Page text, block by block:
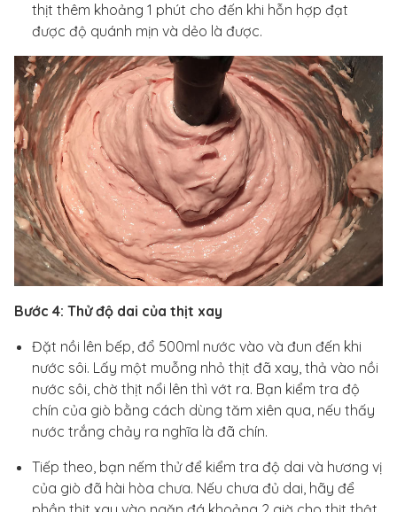
thịt thêm khoảng 1 phút cho đến khi hỗn hợp đạt
được độ quánh mịn và dẻo là được.
Bước 4: Thử độ dai của thịt xay
Đặt nồi lên bếp, đổ 500ml nước vào và đun đến khi
nước sôi. Lấy một muỗng nhỏ thịt đã xay, thả vào nồi
nước sôi, chờ thịt nổi lên thì vớt ra. Bạn kiểm tra độ
chín của giò bằng cách dùng tăm xiên qua, nếu thấy
nước trắng chảy ra nghĩa là đã chín.
Tiếp theo, bạn nếm thử để kiểm tra độ dai và hương vị
của giò đã hài hòa chưa. Nếu chưa đủ dai, hãy để